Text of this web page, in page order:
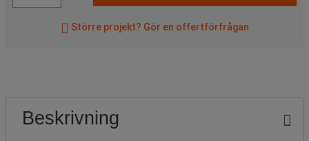
Större projekt? Gör en offertförfrågan
Beskrivning